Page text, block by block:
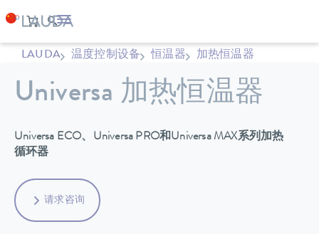
LAUDA 温度控制设备 恒温器 加热恒温器
Universa 加热恒温器
Universa ECO、Universa PRO和Universa MAX系列加热
循环器
请求咨询